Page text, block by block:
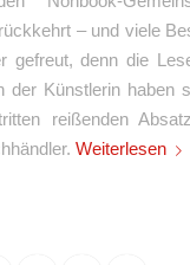
– und viele
gefreut, denn die
der Künstlerin haben
reißenden
Weiterlesen